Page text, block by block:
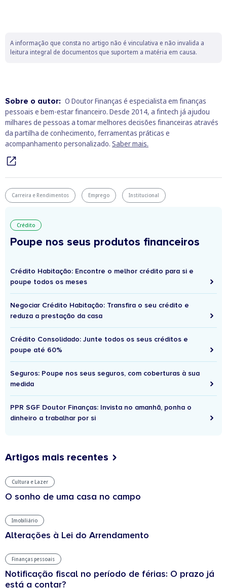
A informação que consta no artigo não é vinculativa e não invalida a
leitura integral de documentos que suportem a matéria em causa.
Sobre o autor: O Doutor Finanças é especialista em finanças
pessoais e bem‑estar financeiro. Desde 2014, a fintech já ajudou
milhares de pessoas a tomar melhores decisões financeiras através
da partilha de conhecimento, ferramentas práticas e
acompanhamento personalizado. Saber mais.
Carreira e Rendimentos Emprego Institucional
Crédito
Poupe nos seus produtos financeiros
Crédito Habitação: Encontre o melhor crédito para si e
poupe todos os meses
Negociar Crédito Habitação: Transfira o seu crédito e
reduza a prestação da casa
Crédito Consolidado: Junte todos os seus créditos e
poupe até 60%
Seguros: Poupe nos seus seguros, com coberturas à sua
medida
PPR SGF Doutor Finanças: Invista no amanhã, ponha o
dinheiro a trabalhar por si
Artigos mais recentes
Cultura e Lazer
O sonho de uma casa no campo
Imobiliário
Alterações à Lei do Arrendamento
Finanças pessoais
Notificação fiscal no período de férias: O prazo já
está a contar?